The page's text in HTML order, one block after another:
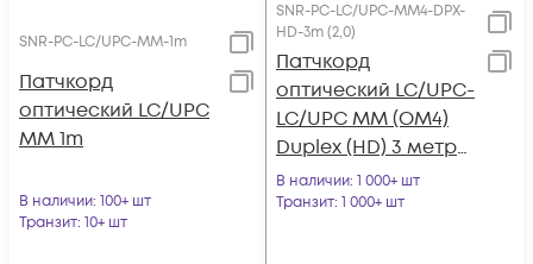
SNR-PC-LC/UPC-MM-1m
Патчкорд
оптический LC/UPC
MM 1m
В наличии: 100+ шт
Транзит: 10+ шт
SNR-PC-LC/UPC-MM4-DPX-
HD-3m (2,0)
Патчкорд
оптический LC/UPC-
LC/UPC MM (OM4)
Duplex (HD) 3 метрa,
2мм
В наличии: 1 000+ шт
Транзит: 1 000+ шт